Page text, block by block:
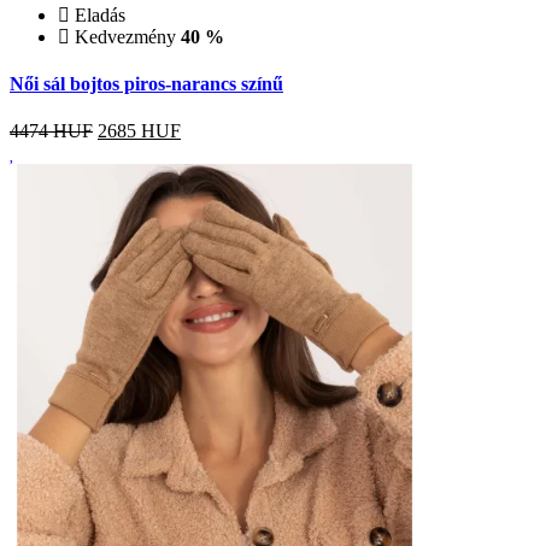
Eladás
Kedvezmény 40 %
Női sál bojtos piros-narancs színű
4474 HUF 2685 HUF